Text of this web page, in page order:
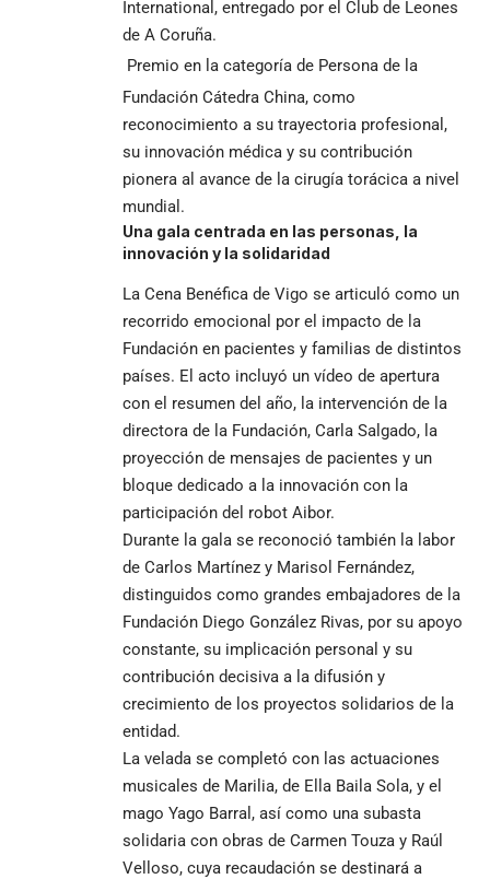
International, entregado por el Club de Leones
de A Coruña.
Premio en la categoría de Persona de la
Fundación Cátedra China, como
reconocimiento a su trayectoria profesional,
su innovación médica y su contribución
pionera al avance de la cirugía torácica a nivel
mundial.
Una gala centrada en las personas, la
innovación y la solidaridad
La Cena Benéfica de Vigo se articuló como un
recorrido emocional por el impacto de la
Fundación en pacientes y familias de distintos
países. El acto incluyó un vídeo de apertura
con el resumen del año, la intervención de la
directora de la Fundación, Carla Salgado, la
proyección de mensajes de pacientes y un
bloque dedicado a la innovación con la
participación del robot Aibor.
Durante la gala se reconoció también la labor
de Carlos Martínez y Marisol Fernández,
distinguidos como grandes embajadores de la
Fundación Diego González Rivas, por su apoyo
constante, su implicación personal y su
contribución decisiva a la difusión y
crecimiento de los proyectos solidarios de la
entidad.
La velada se completó con las actuaciones
musicales de Marilia, de Ella Baila Sola, y el
mago Yago Barral, así como una subasta
solidaria con obras de Carmen Touza y Raúl
Velloso, cuya recaudación se destinará a